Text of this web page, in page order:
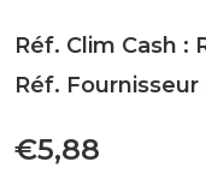
Réf. Clim Cash :
Réf. Fournisseur
€5,88